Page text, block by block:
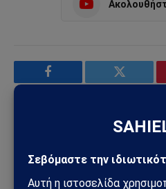
Facebook Twitter
Facebook
X
(Twitter)
InstagramTumblr
Το Sahiel.gr είναι ανεξάρτητη